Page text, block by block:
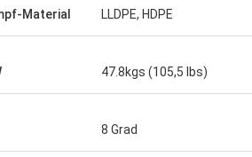
Material LLDPE, HDPE
47.8kgs (105,5 lbs)
8 Grad